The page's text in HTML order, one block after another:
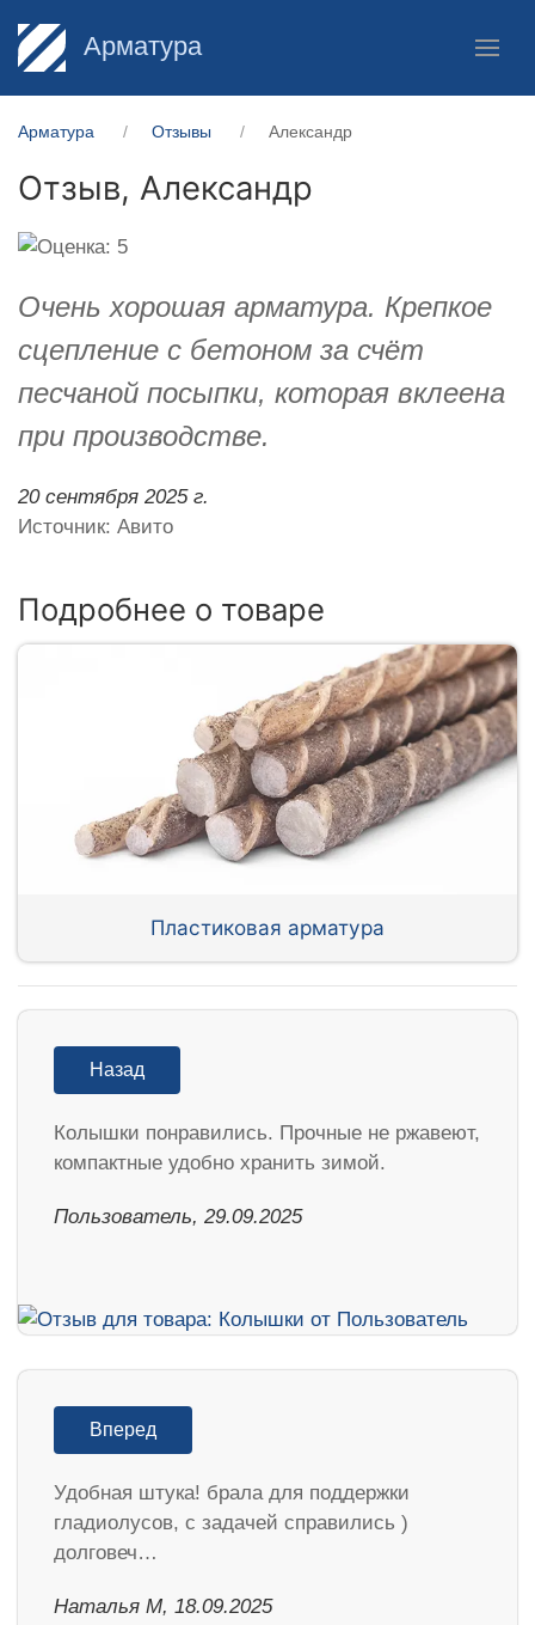
Арматура
Арматура Отзывы Александр
Отзыв, Александр
Очень хорошая арматура. Крепкое
сцепление с бетоном за счёт
песчаной посыпки, которая вклеена
при производстве.
20 сентября 2025 г.
Источник: Авито
Подробнее о товаре
Пластиковая арматура
Назад
Колышки понравились. Прочные не ржавеют,
компактные удобно хранить зимой.
Пользователь, 29.09.2025
Вперед
Удобная штука! брала для поддержки
гладиолусов, с задачей справились )
долговеч…
Наталья М, 18.09.2025